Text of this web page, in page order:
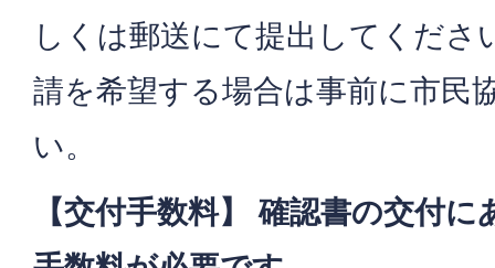
しくは郵送にて提出してくださ
請を希望する場合は事前に市民
い。
【交付手数料】 確認書の交付